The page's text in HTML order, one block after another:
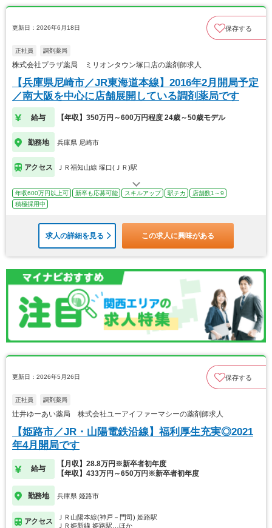
更新日：2026年6月18日 保存する
正社員 調剤薬局
株式会社プラザ薬局 ミリオンタウン塚口店の薬剤師求人
【兵庫県尼崎市／JR東海道本線】2016年2月開局予定
／南大阪を中心に店舗展開している調剤薬局です
給与 【年収】350万円～600万円程度 24歳～50歳モデル
勤務地 兵庫県 尼崎市
アクセス ＪＲ福知山線 塚口(ＪＲ)駅
年収600万円以上可 新卒も応募可能 スキルアップ 駅チカ
店舗数1～9
積極採用中
求人の詳細を見る この求人に興味がある
更新日：2026年5月26日 保存する
正社員 調剤薬局
辻井ゆーあい薬局 株式会社ユーアイファーマシーの薬剤師求人
【姫路市／JR・山陽電鉄沿線】福利厚生充実◎2021
年4月開局です
給与
【月収】28.8万円※新卒者初年度
【年収】433万円～650万円※新卒者初年度
勤務地 兵庫県 姫路市
アクセス
ＪＲ山陽本線(神戸－門司) 姫路駅
ＪＲ姫新線 姫路駅…ほか